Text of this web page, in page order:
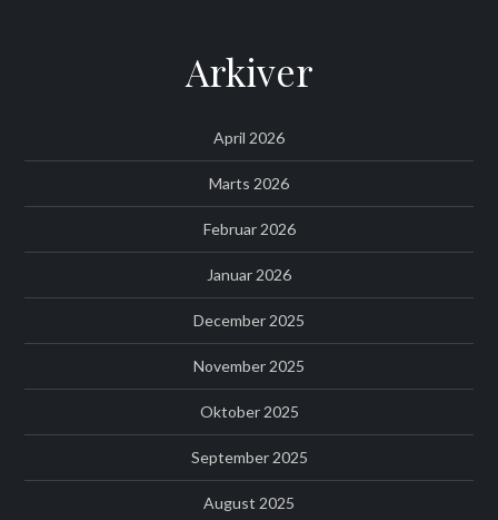
Arkiver
April 2026
Marts 2026
Februar 2026
Januar 2026
December 2025
November 2025
Oktober 2025
September 2025
August 2025